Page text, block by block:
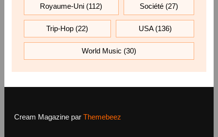
Royaume-Uni (112) Société(27)
Trip-Hop (22) USA(136)
World Music (30)
Cream Magazine par Themebeez